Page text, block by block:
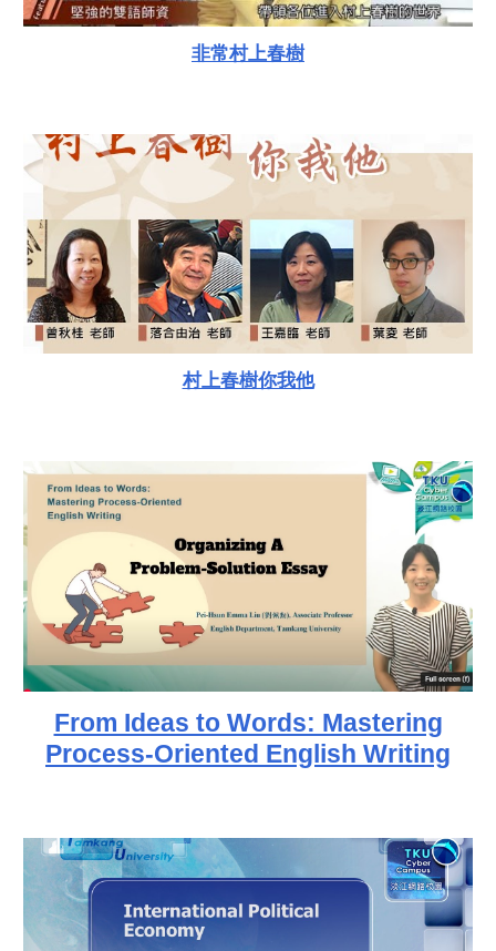
非常村上春樹
村上春樹你我他
From Ideas to Words: Mastering
Process-Oriented English Writing